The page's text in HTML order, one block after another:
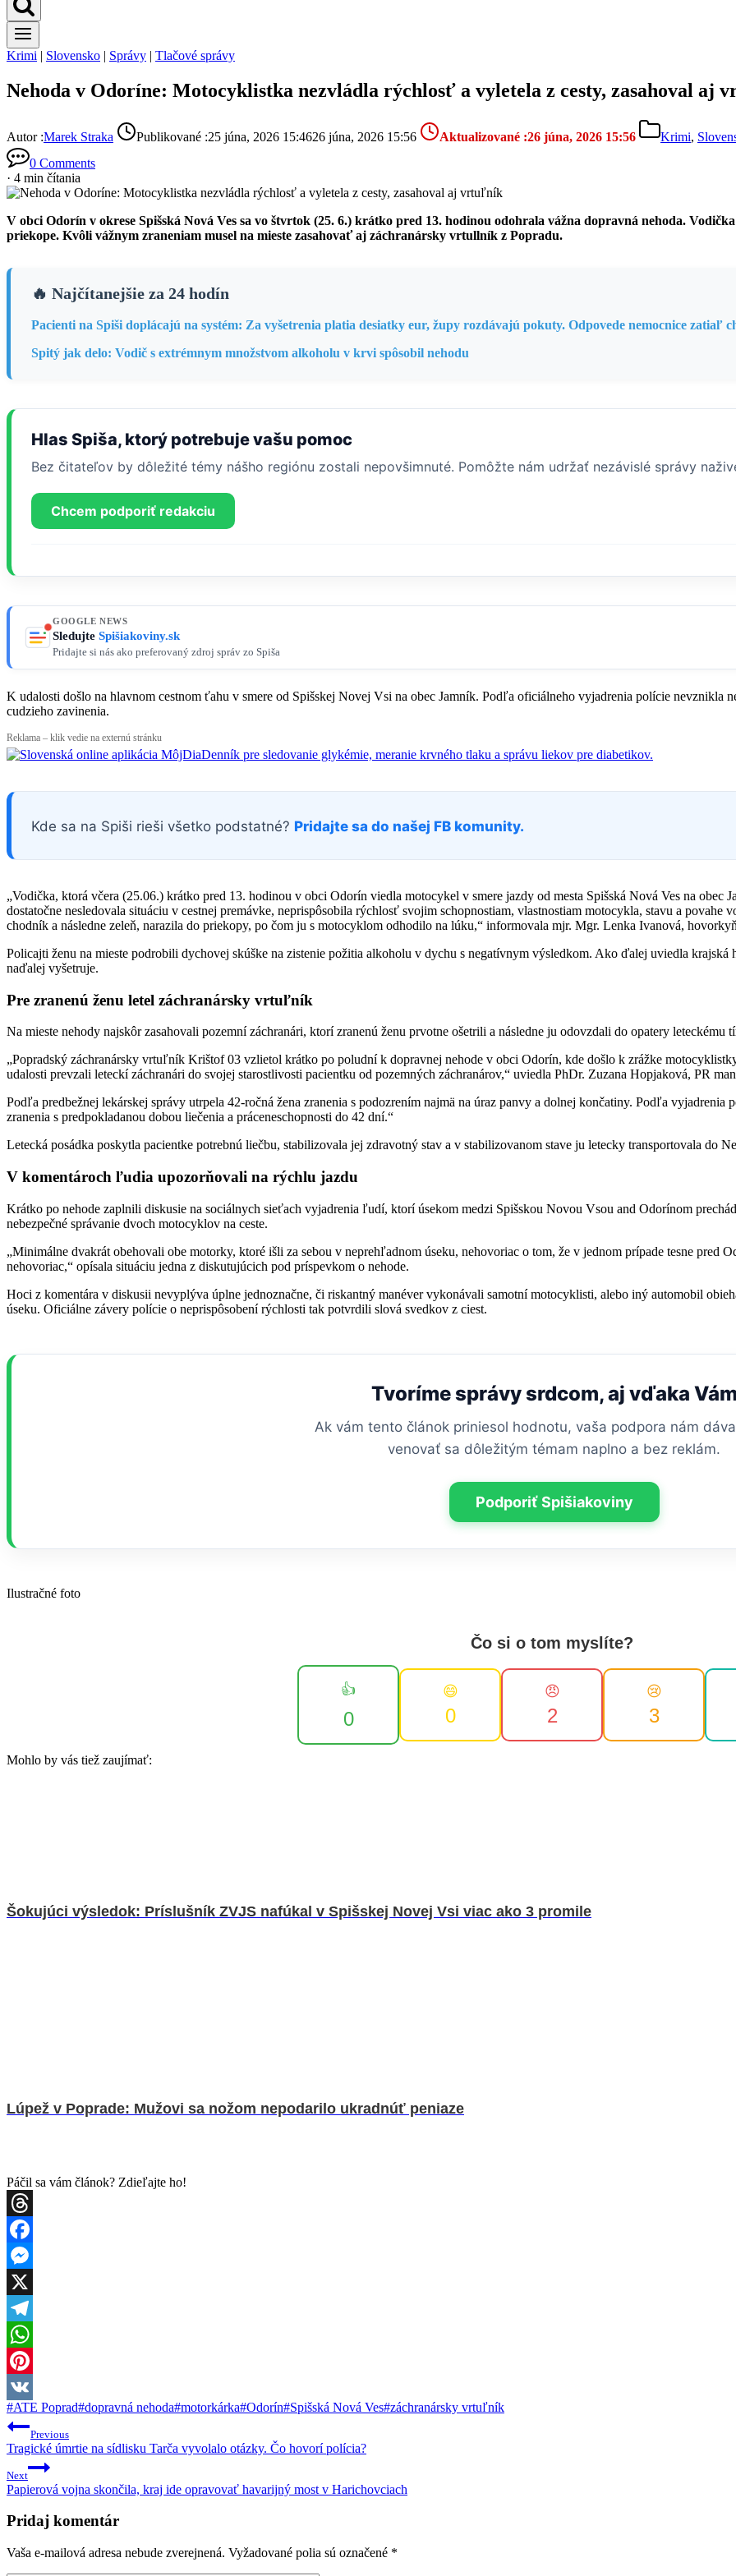
Krimi | Slovensko | Správy | Tlačové správy
Nehoda v Odoríne: Motocyklistka nezvládla rýchlosť a vyletela z cesty, zasahoval aj
Autor :Marek Straka Publikované :25 júna, 2026 15:4626 júna, 2026 15:56 Aktualizované :26 júna, 2026 15:56 Krimi,
0 Comments
· 4 min čítania
V obci Odorín v okrese Spišská Nová Ves sa vo štvrtok (25. 6.) krátko pred 13. hodinou odohrala vážna dopravná nehoda.
priekope. Kvôli vážnym zraneniam musel na mieste zasahovať aj záchranársky vrtullník z Popradu.
🔥 Najčítanejšie za 24 hodín
Pacienti na Spiši doplácajú na systém: Za vyšetrenia platia desiatky eur, župy rozdávajú pokuty. Odpovede nemocnice zatiaľ
Spitý jak delo: Vodič s extrémnym množstvom alkoholu v krvi spôsobil nehodu
Hlas Spiša, ktorý potrebuje vašu pomoc
Bez čitateľov by dôležité témy nášho regiónu zostali nepovšimnuté. Pomôžte nám udržať nezávislé správy
Chcem podporiť redakciu
GOOGLE NEWS
Sledujte Spišiakoviny.sk
Pridajte si nás ako preferovaný zdroj správ zo Spiša
K udalosti došlo na hlavnom cestnom ťahu v smere od Spišskej Novej Vsi na obec Jamník. Podľa oficiálneho vyjadrenia polície nevznikla
cudzieho zavinenia.
Reklama – klik vedie na externú stránku
Kde sa na Spiši rieši všetko podstatné? Pridajte sa do našej FB komunity.
„Vodička, ktorá včera (25.06.) krátko pred 13. hodinou v obci Odorín viedla motocykel v smere jazdy od mesta Spišská Nová Ves na obec
dostatočne nesledovala situáciu v cestnej premávke, neprispôsobila rýchlosť svojim schopnostiam, vlastnostiam motocykla, stavu a povahe
chodník a následne zeleň, narazila do priekopy, po čom ju s motocyklom odhodilo na lúku,“ informovala mjr. Mgr. Lenka Ivanová,
Policajti ženu na mieste podrobili dychovej skúške na zistenie požitia alkoholu v dychu s negatívnym výsledkom. Ako ďalej uviedla
naďalej vyšetruje.
Pre zranenú ženu letel záchranársky vrtuľník
Na mieste nehody najskôr zasahovali pozemní záchranári, ktorí zranenú ženu prvotne ošetrili a následne ju odovzdali do opatery leteckému
„Popradský záchranársky vrtuľník Krištof 03 vzlietol krátko po poludní k dopravnej nehode v obci Odorín, kde došlo k zrážke
udalosti prevzali leteckí záchranári do svojej starostlivosti pacientku od pozemných záchranárov,“ uviedla PhDr. Zuzana Hopjaková, PR
Podľa predbežnej lekárskej správy utrpela 42-ročná žena zranenia s podozrením najmä na úraz panvy a dolnej končatiny. Podľa vyjadrenia
zranenia s predpokladanou dobou liečenia a práceneschopnosti do 42 dní.“
Letecká posádka poskytla pacientke potrebnú liečbu, stabilizovala jej zdravotný stav a v stabilizovanom stave ju letecky transportovala do
V komentároch ľudia upozorňovali na rýchlu jazdu
Krátko po nehode zaplnili diskusie na sociálnych sieťach vyjadrenia ľudí, ktorí úsekom medzi Spišskou Novou Vsou and Odorínom
nebezpečné správanie dvoch motocyklov na ceste.
„Minimálne dvakrát obehovali obe motorky, ktoré išli za sebou v neprehľadnom úseku, nehovoriac o tom, že v jednom prípade tesne pred
nehovoriac,“ opísala situáciu jedna z diskutujúcich pod príspevkom o nehode.
Hoci z komentára v diskusii nevyplýva úplne jednoznačne, či riskantný manéver vykonávali samotní motocyklisti, alebo iný automobil
úseku. Oficiálne závery polície o neprispôsobení rýchlosti tak potvrdili slová svedkov z ciest.
Tvoríme správy srdcom, aj vďaka
Ak vám tento článok priniesol hodnotu, vaša podpora nám
venovať sa dôležitým témam naplno a bez reklám.
Podporiť Spišiakoviny
Ilustračné foto
Čo si o tom myslíte?
👍
0
😄
0
😠
2
😢
3
Mohlo by vás tiež zaujímať:
Šokujúci výsledok: Príslušník ZVJS nafúkal v Spišskej Novej Vsi viac ako 3 promile
Lúpež v Poprade: Mužovi sa nožom nepodarilo ukradnúť peniaze
Páčil sa vám článok? Zdieľajte ho!
Threads
Facebook
Messenger
X
Telegram
WhatsApp
Pinterest
VK
Post
Tags:
#ATE Poprad#dopravná nehoda#motorkárka#Odorín#Spišská Nová Ves#záchranársky vrtuľník
Navigácia
v
článku
Previous
Tragické úmrtie na sídlisku Tarča vyvolalo otázky. Čo hovorí polícia?
Next
Papierová vojna skončila, kraj ide opravovať havarijný most v Harichovciach
Pridaj komentár
Vaša e-mailová adresa nebude zverejnená. Vyžadované polia sú označené *